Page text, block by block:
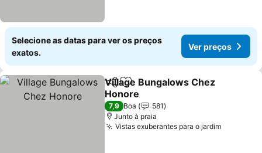
Selecione as datas para ver os preços
exatos.
Ver preços
PartilharAdicionar aos favoritos
Village Bungalows Chez
Honore
7,9 Boa
581
Junto à praia
Vistas exuberantes para o jardim